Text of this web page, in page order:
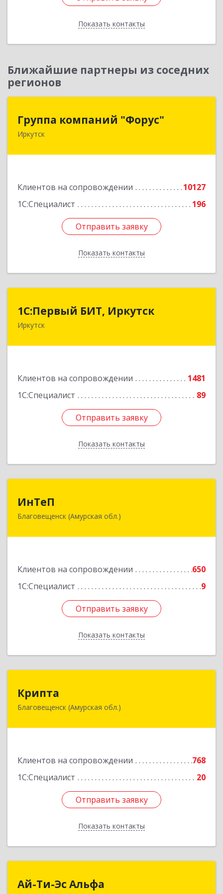
Показать контакты
Назад
Ближайшие партнеры из соседних
регионов
Группа компаний "Форус"
Иркутск
Клиентов на сопровождении
10127
1С:Специалист
196
Отправить заявку
Показать контакты
Группа компаний "Форус"
664007, Иркутская обл, Иркутск г, Ямская ул,
Отправить заявку
Назад
1С:Первый БИТ, Иркутск
Иркутск
Клиентов на сопровождении
1481
1С:Специалист
89
Отправить заявку
Показать контакты
1С:Первый БИТ, Иркутск
664007, Иркутская обл, Иркутск г, Декабрьских
Отправить заявку
Назад
ИнТеП
Благовещенск (Амурская обл.)
Клиентов на сопровождении
650
1С:Специалист
9
Отправить заявку
Показать контакты
675000, Амурская обл, Благовещенск г,
Отправить заявку
Назад
Крипта
Благовещенск (Амурская обл.)
Клиентов на сопровождении
768
1С:Специалист
20
Отправить заявку
Показать контакты
675000, Амурская обл, Благовещенск г,
Отправить заявку
Назад
Ай-Ти-Эс Альфа